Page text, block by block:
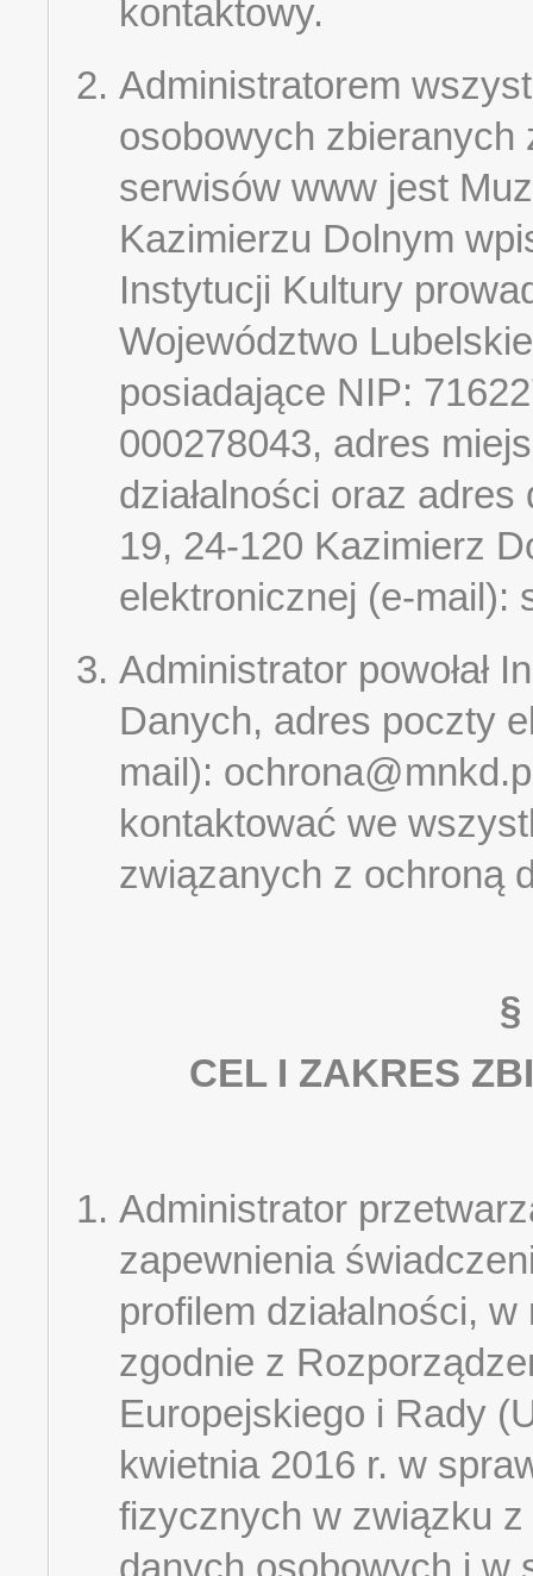
kontaktowy.
Administratorem
osobowych zbieranych
serwisów www jest
Kazimierzu Dolnym
Instytucji Kultury
Województwo
posiadające NIP:
000278043, adres
działalności oraz
19, 24-120 Kazimierz
elektronicznej (e-mail):
Administrator powołał
Danych, adres poczty
mail):
kontaktować we
związanych z ochroną
§
CEL I ZAKRES
Administrator
zapewnienia
profilem działalności,
zgodnie z
Europejskiego i Rady
kwietnia 2016 r. w
fizycznych w związku